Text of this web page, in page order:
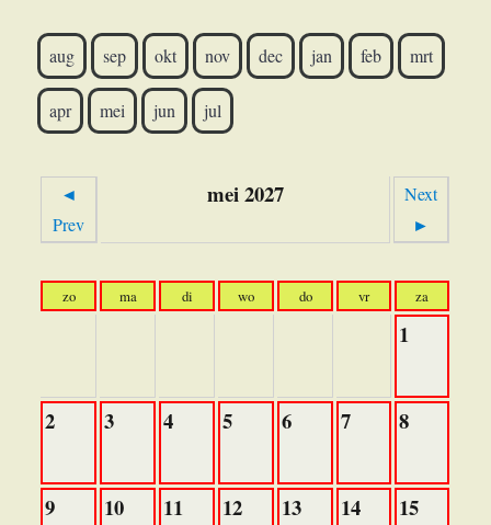
aug sep okt nov dec jan feb mrt
apr mei jun jul
◄
Prev
mei 2027
Next
►
zo ma di wo do vr za
1
2 3 4 5 6 7 8
9 10 11 12 13 14 15